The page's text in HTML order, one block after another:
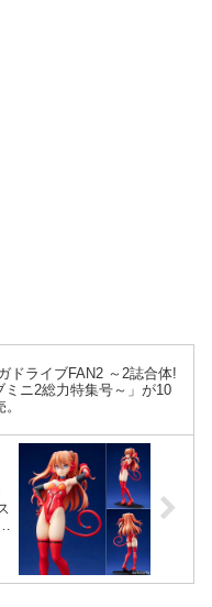
ドライブFAN2 ～2誌合体!
ミニ2総力特集号～」が10